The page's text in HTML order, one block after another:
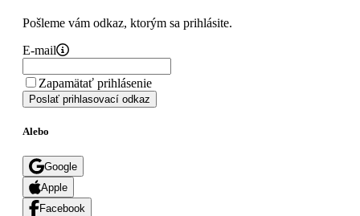
Pošleme vám odkaz, ktorým sa prihlásite.
E-mail
Zapamätať prihlásenie
Poslať prihlasovací odkaz
Alebo
Google
Apple
Facebook